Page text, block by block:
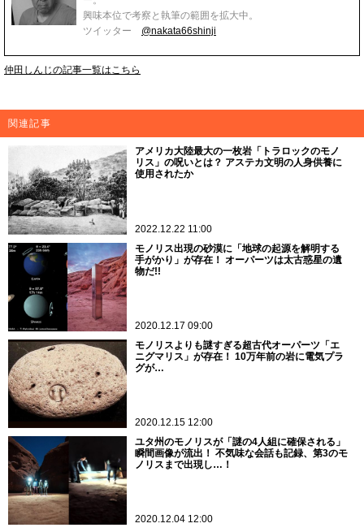
興味本位で考察と執筆の範囲を拡大中。
ツイッター @nakata66shinji
仲田しんじの記事一覧はこちら
関連記事
アメリカ大陸最大の一枚岩「トラロックのモノ
リス」の呪いとは？ アステカ文明の人身供養に
使用されたか
2022.12.22 11:00
モノリス出現の砂漠に「地球の起源を解明する
手がかり」が存在！ オーパーツは太古惑星の遺
物だ!!
2020.12.17 09:00
モノリスよりも謎すぎる超古代オーパーツ「エ
ニグマリス」が存在！ 10万年前の岩に電気プラ
グが…
2020.12.15 12:00
ユタ州のモノリスが「謎の4人組に確保される」
瞬間画像が流出！ 不気味な会話も記録、第3のモ
ノリスまで出現し…！
2020.12.04 12:00